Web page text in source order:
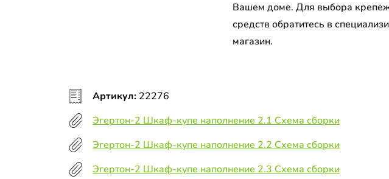
Вашем доме. Для выбора
средств обратитесь в
магазин.
Артикул: 22276
Эгертон-2 Шкаф-купе наполнение 2.1 Схема сборки
Эгертон-2 Шкаф-купе наполнение 2.2 Схема сборки
Эгертон-2 Шкаф-купе наполнение 2.3 Схема сборки